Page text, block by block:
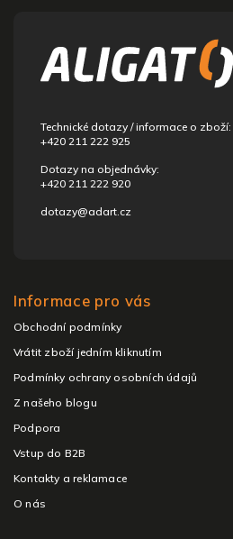
Technické dotazy / informace o zboží:
+420 211 222 925
Dotazy na objednávky:
+420 211 222 920
dotazy@adart.cz
Informace pro vás
Obchodní podmínky
Vrátit zboží jedním kliknutím
Podmínky ochrany osobních údajů
Z našeho blogu
Podpora
Vstup do B2B
Kontakty a reklamace
O nás